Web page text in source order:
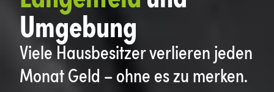
Umgebung
Viele Hausbesitzer verlieren jeden
Monat Geld – ohne es zu merken.